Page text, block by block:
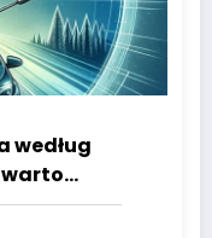
według
warto